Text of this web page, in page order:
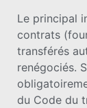
Le principal
contrats
transférés
renégociés.
du Code du